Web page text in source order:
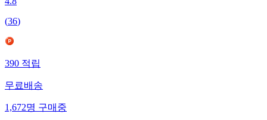
4.8
(36)
390적립
무료배송
1,672명구매중